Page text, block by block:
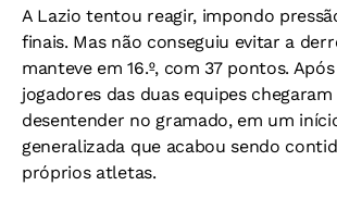
A Lazio tentou reagir, impondo
finais. Mas não conseguiu evitar a
manteve em 16.º, com 37 pontos.
jogadores das duas equipes chegaram
desentender no gramado, em um
generalizada que acabou sendo
próprios atletas.